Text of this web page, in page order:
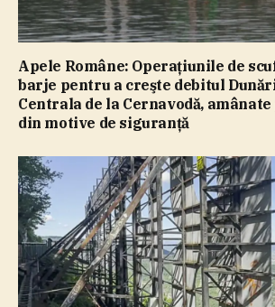
Apele Române: Operaţiunile de
barje pentru a creşte debitul
Centrala de la Cernavodă,
din motive de siguranţă